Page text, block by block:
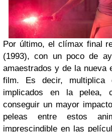
Por último, el clímax final
(1993), con un poco de
amaestrados y de la nueva
film. Es decir, multiplica
implicados en la pelea,
conseguir un mayor
peleas entre estos
imprescindible en las